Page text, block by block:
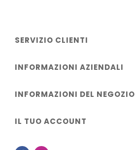
SERVIZIO CLIENTI
INFORMAZIONI AZIENDALI
INFORMAZIONI DEL NEGOZIO
IL TUO ACCOUNT